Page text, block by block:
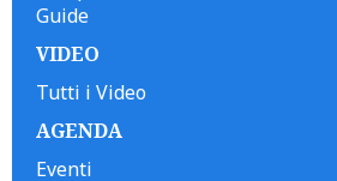
Guide
VIDEO
Tutti i Video
AGENDA
Eventi